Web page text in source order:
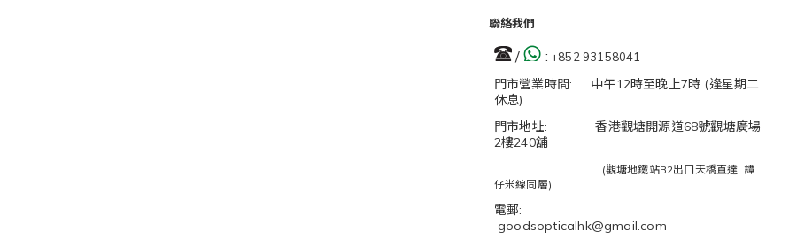
聯絡我們
/ : +852 93158041
門市營業時間: 中午12時至晚上7時 (逢星期二
休息)
門市地址: 香港觀塘開源道68號觀塘廣場
2樓240舖
(觀塘地鐵站B2出口天橋直達, 譚
仔米線同層)
電郵:
goodsopticalhk@gmail.com